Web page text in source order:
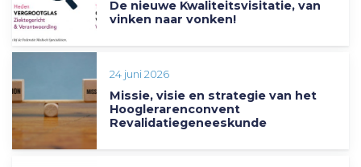
De nieuwe Kwaliteitsvisitatie, van
vinken naar vonken!
24 juni 2026
Missie, visie en strategie van het
Hooglerarenconvent
Revalidatiegeneeskunde